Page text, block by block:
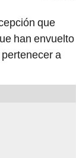
que
han envuelto
a